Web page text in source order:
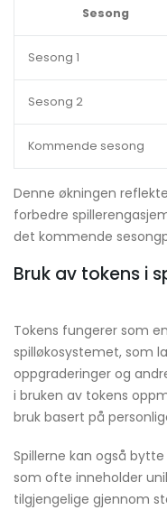
Sesong
Sesong 1
Sesong 2
Kommende sesong
Denne økningen
forbedre
det kommende
Bruk av tokens i
Tokens fungerer som
spilløkosystemet, som
oppgraderinger og
i bruken av tokens
bruk basert på
Spillerne kan også
som ofte inneholder
tilgjengelige gjennom